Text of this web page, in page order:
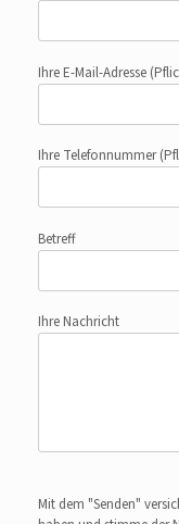
Ihre E-Mail-Adresse
Ihre Telefonnummer
Betreff
Ihre Nachricht
Mit dem "Senden"